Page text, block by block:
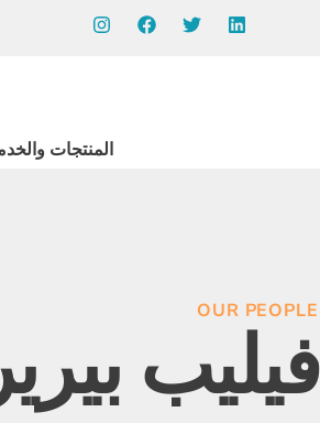
المنتجات
OUR PEOPLE
فيليب